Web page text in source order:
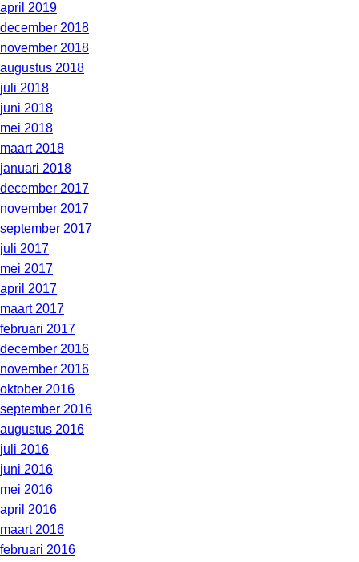
april 2019
december 2018
november 2018
augustus 2018
juli 2018
juni 2018
mei 2018
maart 2018
januari 2018
december 2017
november 2017
september 2017
juli 2017
mei 2017
april 2017
maart 2017
februari 2017
december 2016
november 2016
oktober 2016
september 2016
augustus 2016
juli 2016
juni 2016
mei 2016
april 2016
maart 2016
februari 2016